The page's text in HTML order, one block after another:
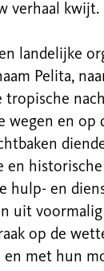
verhaal kwijt.
landelijke
Pelita,
wegen en op
en
hulp- en
uit voormalig
op de
met hun